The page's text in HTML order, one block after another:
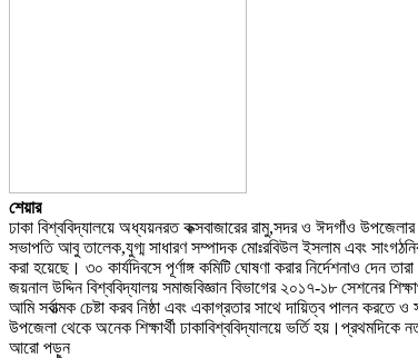
শেয়ার
ঢাকা বিশ্ববিদ্যালয়ে অধ্যয়নরত কক্সবাজারের রামু,সদর ও ঈদগাঁও
সভাপতি আবু তালেক,যুগ্ম সাধারণ সম্পাদক মোঃরবিউল ইসলাম এবং
করা হয়েছে। ৩০ কার্যদিবসে পূর্ণাঙ্গ কমিটি ঘোষণা করার নির্দেশনাও দেন
জয়নাল উদ্দিন বিশ্ববিদ্যালয় সমাজবিজ্ঞান বিভাগের ২০১৭-১৮ সেশনের
আমি সর্বাত্মক চেষ্টা করব নিষ্ঠা এবং একাগ্রতার সাথে দায়িত্ব পালন
উপজেলা থেকে অনেক শিক্ষার্থী ঢাকাবিশ্ববিদ্যালয়ে ভর্তি
আরো পড়ুন